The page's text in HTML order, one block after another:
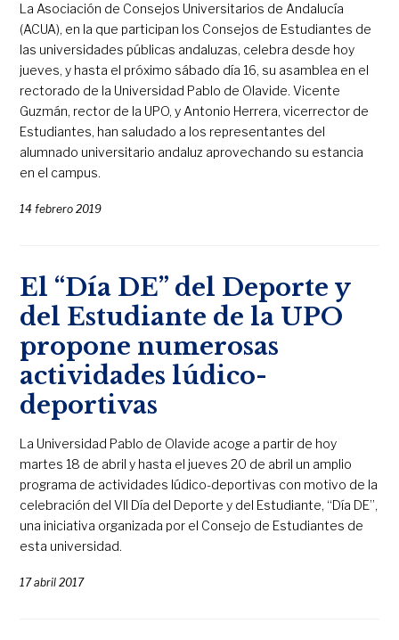
La Asociación de Consejos Universitarios de Andalucía
(ACUA), en la que participan los Consejos de Estudiantes de
las universidades públicas andaluzas, celebra desde hoy
jueves, y hasta el próximo sábado día 16, su asamblea en el
rectorado de la Universidad Pablo de Olavide. Vicente
Guzmán, rector de la UPO, y Antonio Herrera, vicerrector de
Estudiantes, han saludado a los representantes del
alumnado universitario andaluz aprovechando su estancia
en el campus.
14 febrero 2019
El “Día DE” del Deporte y
del Estudiante de la UPO
propone numerosas
actividades lúdico-
deportivas
La Universidad Pablo de Olavide acoge a partir de hoy
martes 18 de abril y hasta el jueves 20 de abril un amplio
programa de actividades lúdico-deportivas con motivo de la
celebración del VII Día del Deporte y del Estudiante, “Día DE”,
una iniciativa organizada por el Consejo de Estudiantes de
esta universidad.
17 abril 2017